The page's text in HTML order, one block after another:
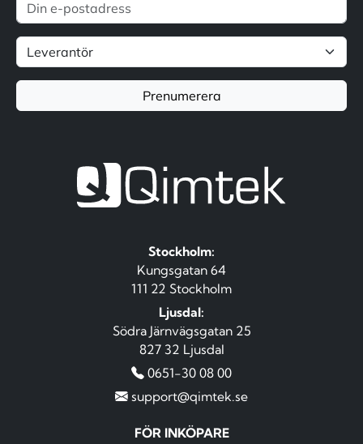
Prenumerera
Stockholm:
Kungsgatan 64
111 22 Stockholm
Ljusdal:
Södra Järnvägsgatan 25
827 32 Ljusdal
0651-30 08 00
support@qimtek.se
FÖR INKÖPARE